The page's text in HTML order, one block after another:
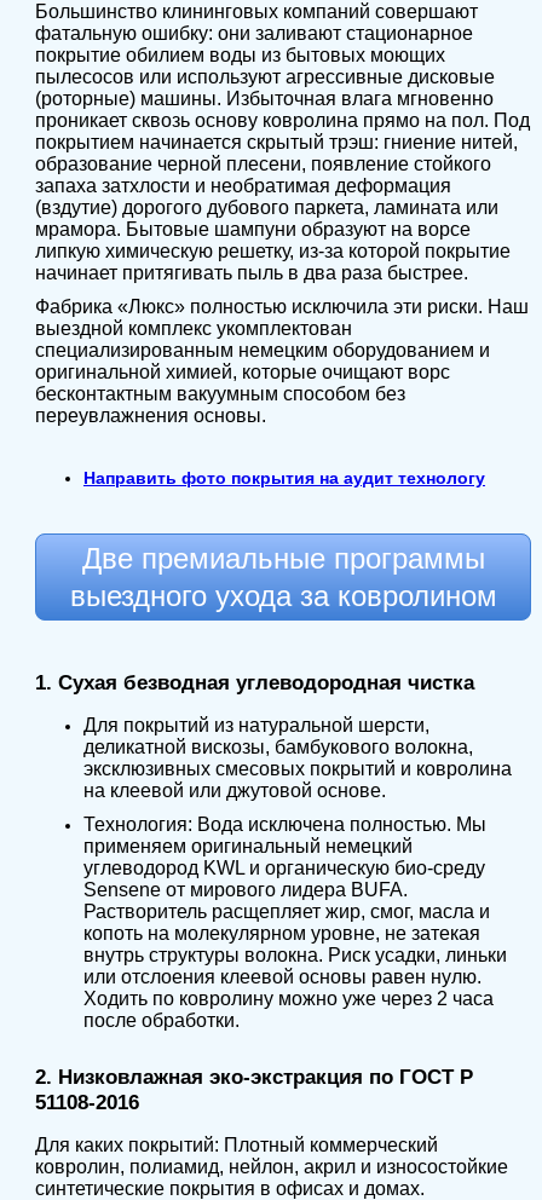
Большинство клининговых компаний совершают
фатальную ошибку: они заливают стационарное
покрытие обилием воды из бытовых моющих
пылесосов или используют агрессивные дисковые
(роторные) машины. Избыточная влага мгновенно
проникает сквозь основу ковролина прямо на пол. Под
покрытием начинается скрытый трэш: гниение нитей,
образование черной плесени, появление стойкого
запаха затхлости и необратимая деформация
(вздутие) дорогого дубового паркета, ламината или
мрамора. Бытовые шампуни образуют на ворсе
липкую химическую решетку, из-за которой покрытие
начинает притягивать пыль в два раза быстрее.
Фабрика «Люкс» полностью исключила эти риски. Наш
выездной комплекс укомплектован
специализированным немецким оборудованием и
оригинальной химией, которые очищают ворс
бесконтактным вакуумным способом без
переувлажнения основы.
Направить фото покрытия на аудит технологу
Две премиальные программы
выездного ухода за ковролином
1. Сухая безводная углеводородная чистка
Для покрытий из натуральной шерсти,
деликатной вискозы, бамбукового волокна,
эксклюзивных смесовых покрытий и ковролина
на клеевой или джутовой основе.
Технология: Вода исключена полностью. Мы
применяем оригинальный немецкий
углеводород KWL и органическую био-среду
Sensene от мирового лидера BUFA.
Растворитель расщепляет жир, смог, масла и
копоть на молекулярном уровне, не затекая
внутрь структуры волокна. Риск усадки, линьки
или отслоения клеевой основы равен нулю.
Ходить по ковролину можно уже через 2 часа
после обработки.
2. Низковлажная эко-экстракция по ГОСТ Р
51108-2016
Для каких покрытий: Плотный коммерческий
ковролин, полиамид, нейлон, акрил и износостойкие
синтетические покрытия в офисах и домах.